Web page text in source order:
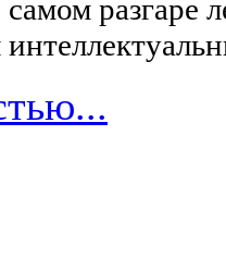
разгаре